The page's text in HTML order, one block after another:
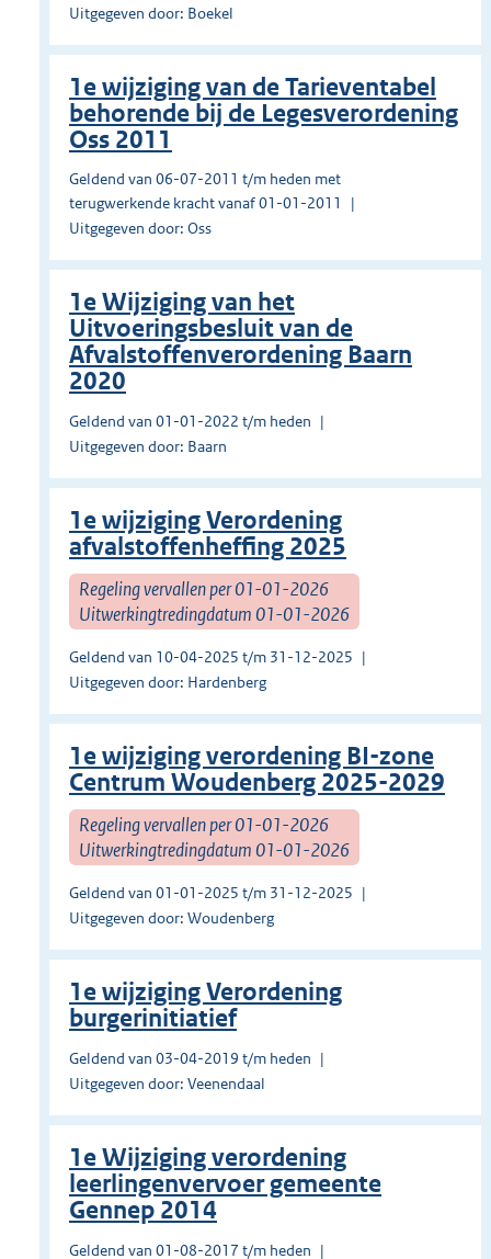
Uitgegeven door: Boekel
1e wijziging van de Tarieventabel
behorende bij de Legesverordening
Oss 2011
Geldend van 06-07-2011 t/m heden met
terugwerkende kracht vanaf 01-01-2011
Uitgegeven door: Oss
1e Wijziging van het
Uitvoeringsbesluit van de
Afvalstoffenverordening Baarn
2020
Geldend van 01-01-2022 t/m heden
Uitgegeven door: Baarn
1e wijziging Verordening
afvalstoffenheffing 2025
Regeling vervallen per 01-01-2026
Uitwerkingtredingdatum 01-01-2026
Geldend van 10-04-2025 t/m 31-12-2025
Uitgegeven door: Hardenberg
1e wijziging verordening BI-zone
Centrum Woudenberg 2025-2029
Regeling vervallen per 01-01-2026
Uitwerkingtredingdatum 01-01-2026
Geldend van 01-01-2025 t/m 31-12-2025
Uitgegeven door: Woudenberg
1e wijziging Verordening
burgerinitiatief
Geldend van 03-04-2019 t/m heden
Uitgegeven door: Veenendaal
1e Wijziging verordening
leerlingenvervoer gemeente
Gennep 2014
Geldend van 01-08-2017 t/m heden